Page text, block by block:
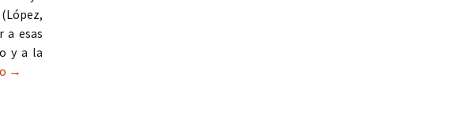
a esas
y a la
IAA y Educación Social: entrevista a Rebeca Anaya Gago
→